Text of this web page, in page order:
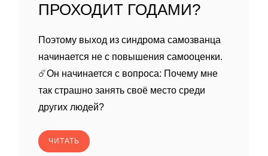
ПРОХОДИТ ГОДАМИ?
Поэтому выход из синдрома самозванца
начинается не с повышения самооценки.
☄️Он начинается с вопроса: Почему мне
так страшно занять своё место среди
других людей?
ЧИТАТЬ